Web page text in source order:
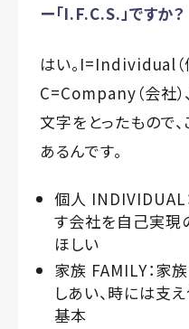
ー「I.F.C.S.」ですか？
はい。I=Individual（
C=Company（会社
文字をとったもので
あるんです。
個人 INDIVIDUAL
す会社を自己実現
ほしい
家族 FAMILY：家
しあい、時には支
基本